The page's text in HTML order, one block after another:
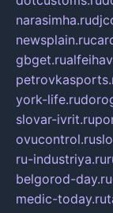
narasimha.ru
newsplain.ru
gbget.ru
york-life.ru
slovar-ivrit.ru
ovucontrol.ru
ru-industriya.ru
belgorod-day.ru
medic-today.ru